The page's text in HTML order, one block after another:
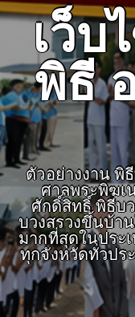
เว็
พิธี
ตัวอย่างงาน พิ
ศาลพระพิฆเ
ศักดิ์สิทธิ์ พิธีบ
บวงสรวงขึ้นบ้า
มากที่สุดในประ
ทุกจังหวัดทั่วปร